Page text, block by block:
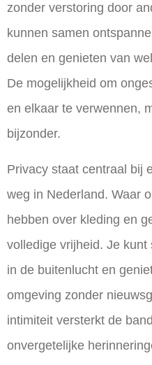
zonder verstoring door
kunnen samen
delen en genieten van
De mogelijkheid om
en elkaar te verwennen,
bijzonder.
Privacy staat centraal bij
weg in Nederland. Waar
hebben over kleding en
volledige vrijheid. Je
in de buitenlucht en
omgeving zonder
intimiteit versterkt de
onvergetelijke